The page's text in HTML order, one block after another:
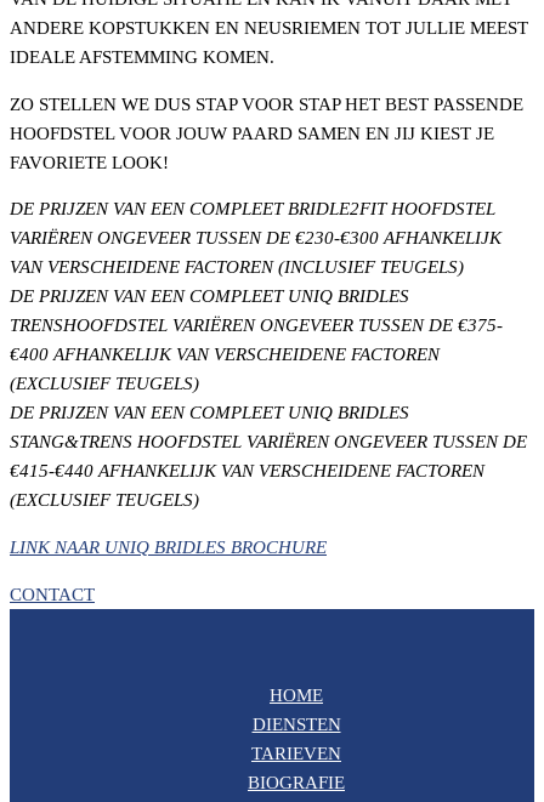
ANDERE KOPSTUKKEN EN NEUSRIEMEN TOT JULLIE MEEST
IDEALE AFSTEMMING KOMEN.
ZO STELLEN WE DUS STAP VOOR STAP HET BEST PASSENDE
HOOFDSTEL VOOR JOUW PAARD SAMEN EN JIJ KIEST JE
FAVORIETE LOOK!
DE PRIJZEN VAN EEN COMPLEET BRIDLE2FIT HOOFDSTEL
VARIËREN ONGEVEER TUSSEN DE €230-€300 AFHANKELIJK
VAN VERSCHEIDENE FACTOREN (INCLUSIEF TEUGELS)
DE PRIJZEN VAN EEN COMPLEET UNIQ BRIDLES
TRENSHOOFDSTEL VARIËREN ONGEVEER TUSSEN DE €375-
€400 AFHANKELIJK VAN VERSCHEIDENE FACTOREN
(EXCLUSIEF TEUGELS)
DE PRIJZEN VAN EEN COMPLEET UNIQ BRIDLES
STANG&TRENS HOOFDSTEL VARIËREN ONGEVEER TUSSEN DE
€415-€440 AFHANKELIJK VAN VERSCHEIDENE FACTOREN
(EXCLUSIEF TEUGELS)
LINK NAAR UNIQ BRIDLES BROCHURE
CONTACT
HOME
DIENSTEN
TARIEVEN
BIOGRAFIE